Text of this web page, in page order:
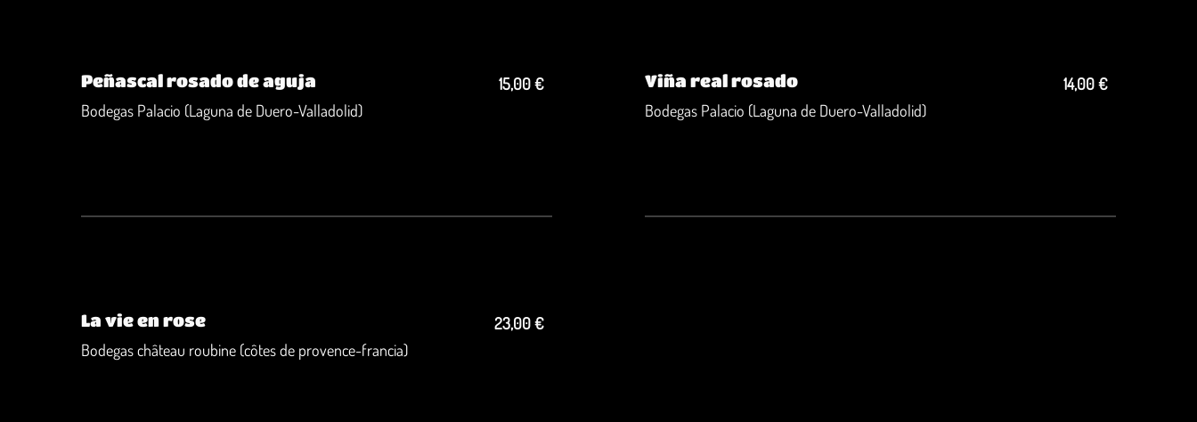
Peñascal rosado de aguja
Bodegas Palacio (Laguna de Duero-Valladolid)
15,00 € Viña real rosado
Bodegas Palacio (Laguna de Duero-Valladolid)
14,00 €
La vie en rose
Bodegas château roubine (côtes de provence-francia)
23,00 €